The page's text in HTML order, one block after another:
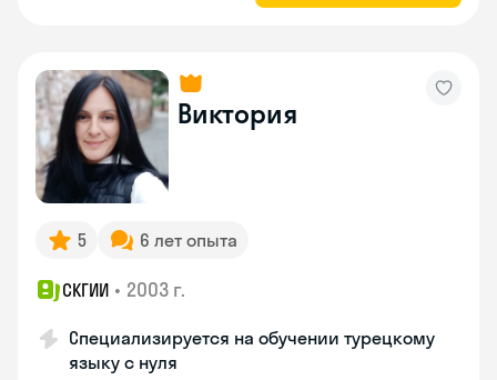
Виктория
5 6 лет опыта
СКГИИ • 2003 г.
Специализируется на обучении турецкому
языку с нуля